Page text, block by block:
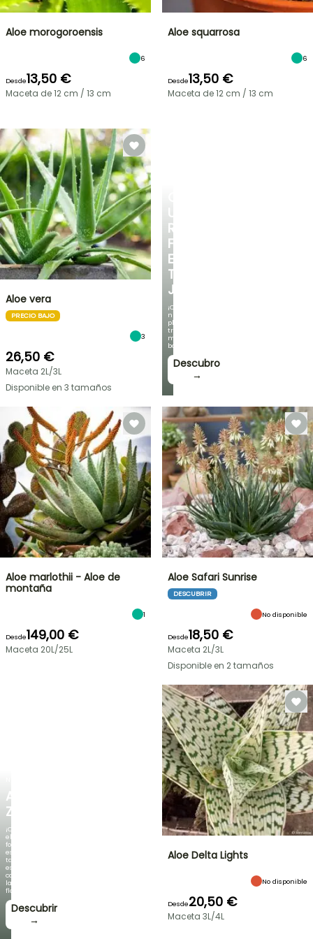
UN
RINCÓN
FRESCO
EN
TU
JARDÍN
¡Con
nuestras
plantas
trepadoras
más
bonitas!
Descubro
→
AGAPANTHUS
ZAMBEZI
¡Cuando
el
follaje
es
tan
espectacular
como
la
floración!
Descubrir
→
Aloe morogoroensis
6
Desde13,50 €
Maceta de 12 cm / 13 cm
Aloe squarrosa
6
Desde13,50 €
Maceta de 12 cm / 13 cm
Aloe vera
PRECIO BAJO
3
26,50 €
Maceta 2L/3L
Disponible en 3 tamaños
Aloe marlothii - Aloe de
montaña
1
Desde149,00 €
Maceta 20L/25L
Aloe Safari Sunrise
DESCUBRIR
No disponible
Desde18,50 €
Maceta 2L/3L
Disponible en 2 tamaños
Aloe Delta Lights
No disponible
Desde20,50 €
Maceta 3L/4L